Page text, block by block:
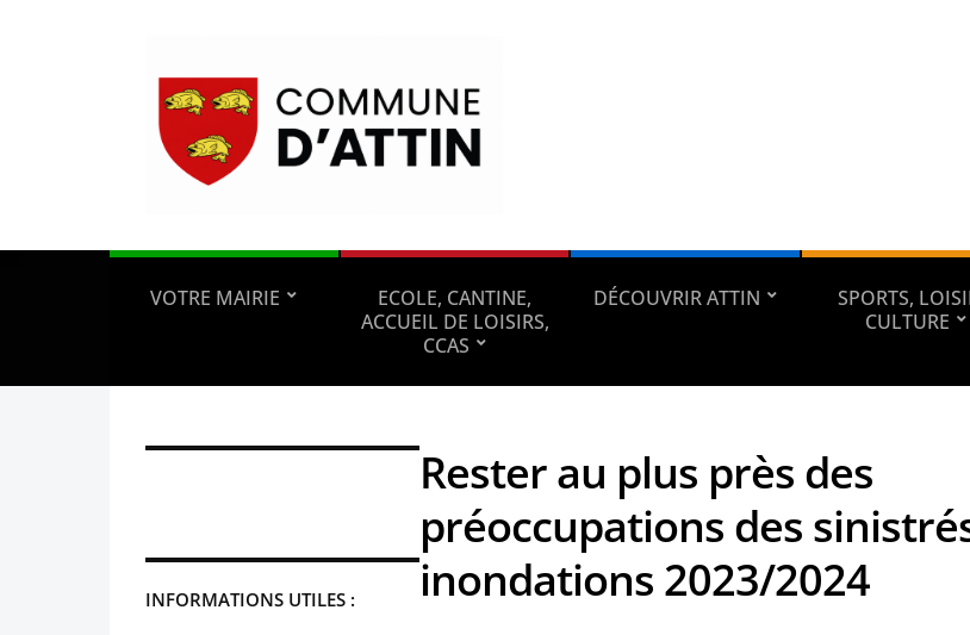
VOTRE MAIRIE
ECOLE, CANTINE,
ACCUEIL DE LOISIRS,
CCAS
DÉCOUVRIR ATTIN
SPORTS,
CULTURE
INFORMATIONS UTILES :
Rester au plus près des
préoccupations des
inondations 2023/2024